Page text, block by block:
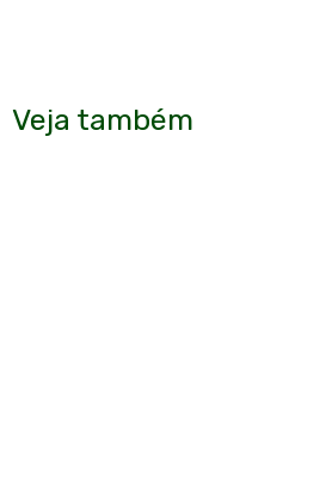
Veja também